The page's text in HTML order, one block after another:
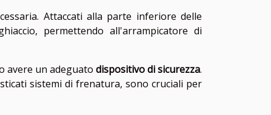
Attaccati alla parte inferiore delle
permettendo all'arrampicatore di
avere un adeguato dispositivo di sicurezza.
sistemi di frenatura, sono cruciali per